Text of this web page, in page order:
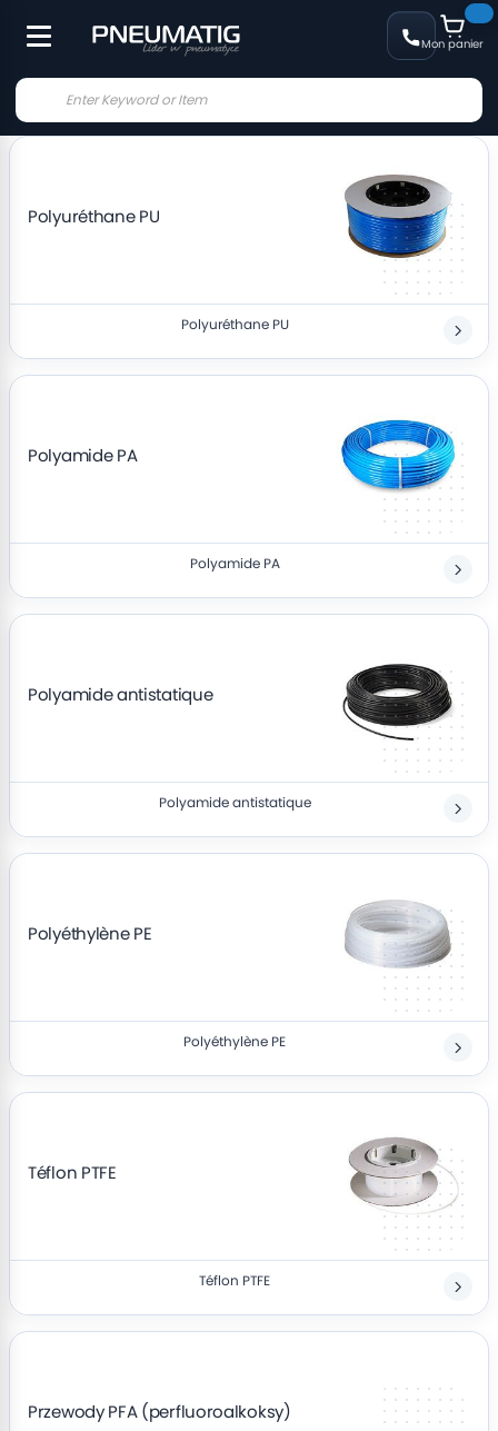
Mon panier
Polyuréthane PU
Polyuréthane PU
Polyamide PA
Polyamide PA
Polyamide antistatique
Polyamide antistatique
Polyéthylène PE
Polyéthylène PE
Téflon PTFE
Téflon PTFE
Przewody PFA (perfluoroalkoksy)